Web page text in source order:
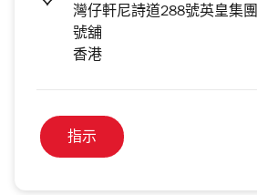
灣仔軒尼詩道288號英皇集
號舖
香港
指示